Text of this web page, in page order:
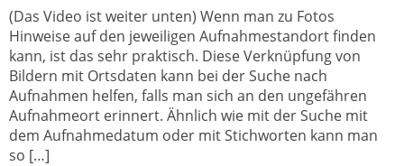
(Das Video ist weiter unten) Wenn man zu Fotos
Hinweise auf den jeweiligen Aufnahmestandort finden
kann, ist das sehr praktisch. Diese Verknüpfung von
Bildern mit Ortsdaten kann bei der Suche nach
Aufnahmen helfen, falls man sich an den ungefähren
Aufnahmeort erinnert. Ähnlich wie mit der Suche mit
dem Aufnahmedatum oder mit Stichworten kann man
so […]